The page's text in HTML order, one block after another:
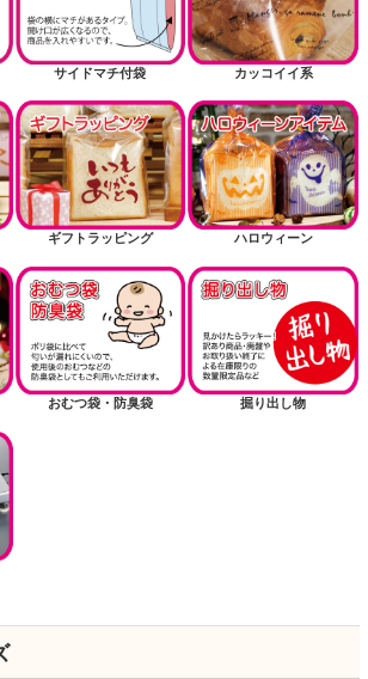
サイドマチ付袋 カッコイイ系
ギフトラッピング ハロウィーン
おむつ袋・防臭袋 掘り出し物